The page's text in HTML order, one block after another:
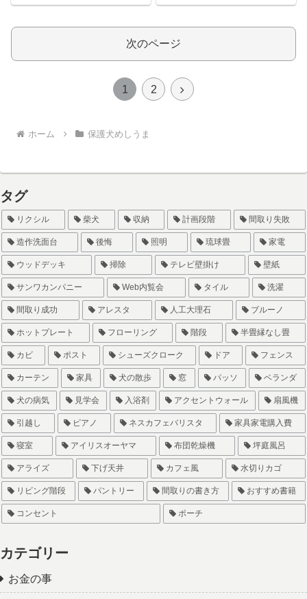
次のページ
1 2
次
ホーム 保護犬めしうま
タグ
リクシル 柴犬 収納 計画段階 間取り失敗
造作洗面台 後悔 照明 琉球畳 家電
ウッドデッキ 掃除 テレビ壁掛け 壁紙
サンワカンパニー Web内覧会 タイル 洗濯
間取り成功 アレスタ 人工大理石 ブルーノ
ホットプレート フローリング 階段 半畳縁なし畳
カビ ポスト シューズクローク ドア フェンス
カーテン 家具 犬の散歩 窓 パッソ ベランダ
犬の病気 見学会 入浴剤 アクセントウォール 扇風機
引越し ピアノ ネスカフェバリスタ 家具家電購入費
寝室 アイリスオーヤマ 布団乾燥機 坪庭風呂
アライズ 下げ天井 カフェ風 水切りカゴ
リビング階段 パントリー 間取りの書き方 おすすめ書籍
コンセント ポーチ
カテゴリー
お金の事